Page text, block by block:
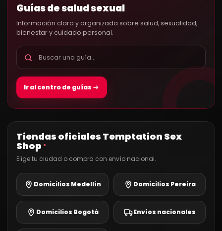
Guías de salud sexual
Información clara y organizada sobre salud, sexualidad,
bienestar y cuidado personal.
Ir al centro de guías
Tiendas oficiales Temptation Sex
Shop ®
Elige tu ciudad o compra con envío nacional.
Domicilios Medellín Domicilios Pereira
Domicilios Bogotá Envíos nacionales